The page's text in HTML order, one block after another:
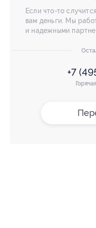
Если что-то
вам деньги. Мы
и надежными
+7